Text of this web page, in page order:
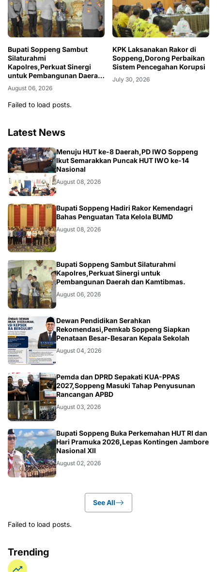
Bupati Soppeng Sambut
Silaturahmi
Kapolres,Perkuat Sinergi
untuk Pembangunan Daerah
dan Kamtibmas.
August 06, 2026
KPK Laksanakan Rakor di
Soppeng,Dorong Perbaikan
Sistem Pencegahan Korupsi
July 30, 2026
Failed to load posts.
Latest News
NEWS
Menuju HUT ke-8 Daerah,PD IWO Soppeng
Ikut Semarakkan Puncak HUT IWO ke-14
Nasional
August 08, 2026
NEWS
Bupati Soppeng Hadiri Rakor Kemendagri
Bahas Penguatan Tata Kelola BUMD
August 08, 2026
NEWS
Bupati Soppeng Sambut Silaturahmi
Kapolres,Perkuat Sinergi untuk
Pembangunan Daerah dan Kamtibmas.
August 06, 2026
NEWS
Dewan Pendidikan Serahkan
Rekomendasi,Pemkab Soppeng Siapkan
Penataan Besar-Besaran Kepala Sekolah
August 04, 2026
NEWS
Pemda dan DPRD Sepakati KUA-PPAS
2027,Soppeng Masuki Tahap Penyusunan
Rancangan APBD
August 03, 2026
NEWS
Bupati Soppeng Buka Perkemahan HUT RI dan
Hari Pramuka 2026,Lepas Kontingen Jambore
Nasional XII
August 02, 2026
See All
Failed to load posts.
Trending